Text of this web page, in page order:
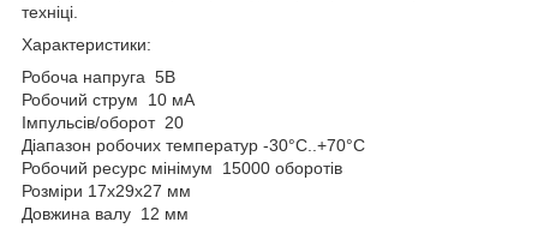
техніці.
Характеристики:
Робоча напруга 5В
Робочий струм 10 мА
Імпульсів/оборот 20
Діапазон робочих температур -30°C..+70°C
Робочий ресурс мінімум 15000 оборотів
Розміри 17x29x27 мм
Довжина валу 12 мм